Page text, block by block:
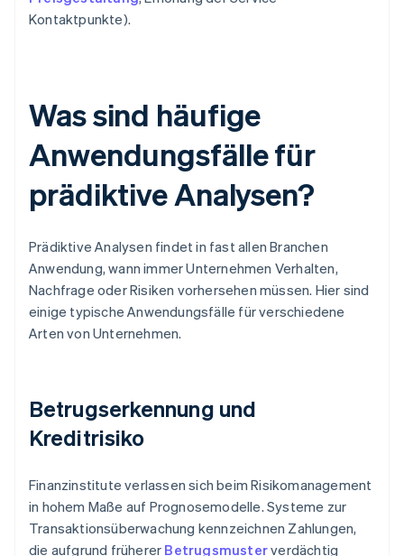
Kontaktpunkte).
Was sind häufige
Anwendungsfälle für
prädiktive Analysen?
Prädiktive Analysen findet in fast allen Branchen
Anwendung, wann immer Unternehmen Verhalten,
Nachfrage oder Risiken vorhersehen müssen. Hier sind
einige typische Anwendungsfälle für verschiedene
Arten von Unternehmen.
Betrugserkennung und
Kreditrisiko
Finanzinstitute verlassen sich beim Risikomanagement
in hohem Maße auf Prognosemodelle. Systeme zur
Transaktionsüberwachung kennzeichnen Zahlungen,
die aufgrund früherer Betrugsmusterverdächtig